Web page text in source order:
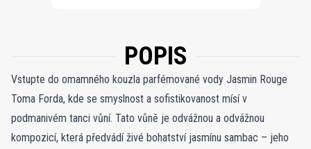
POPIS
Vstupte do omamného kouzla parfémované vody Jasmin Rouge
Toma Forda, kde se smyslnost a sofistikovanost mísí v
podmanivém tanci vůní. Tato vůně je odvážnou a odvážnou
kompozicí, která předvádí živé bohatství jasmínu sambac – jeho